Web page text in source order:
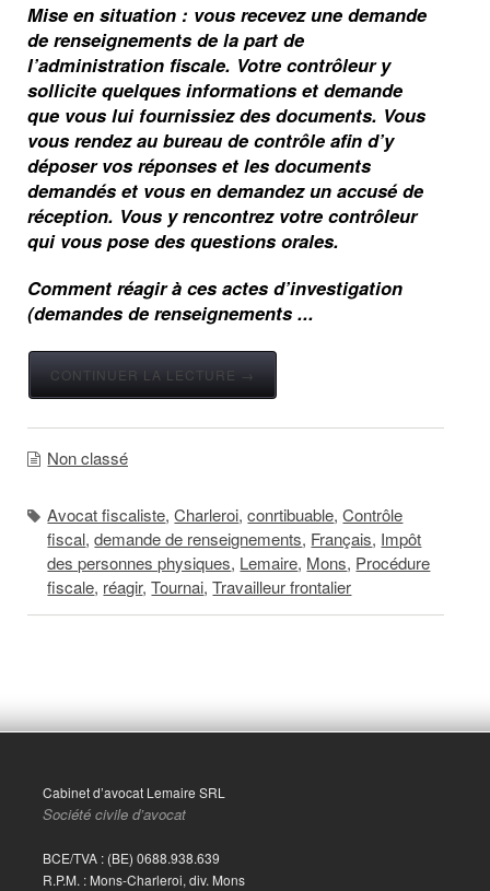
Mise en situation : vous recevez une demande
de renseignements de la part de
l’administration fiscale. Votre contrôleur y
sollicite quelques informations et demande
que vous lui fournissiez des documents. Vous
vous rendez au bureau de contrôle afin d’y
déposer vos réponses et les documents
demandés et vous en demandez un accusé de
réception. Vous y rencontrez votre contrôleur
qui vous pose des questions orales.
Comment réagir à ces actes d’investigation
(demandes de renseignements ...
CONTINUER LA LECTURE →
Non classé
Avocat fiscaliste,Charleroi,conrtibuable,Contrôle
fiscal,demande de renseignements, Français, Impôt
des personnes physiques, Lemaire, Mons, Procédure
fiscale, réagir,Tournai,Travailleur frontalier
Cabinet d’avocat Lemaire SRL
Société civile d’avocat
BCE/TVA : (BE) 0688.938.639
R.P.M. : Mons-Charleroi, div. Mons